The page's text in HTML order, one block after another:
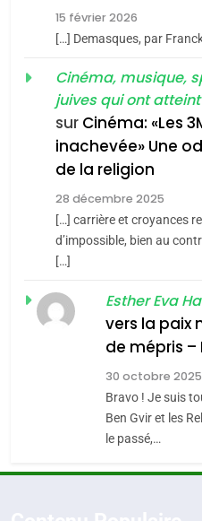
Tout
SOUVENIRS
ISRAÉL
FRANCE
15 février 2026
[…] Demasques, par
Cinéma, musique,
juives qui ont
sur Cinéma: «Les
inachevée» Une
de la religion
28 décembre 2025
[…] carrière et croyances
d’impossible, bien au
[…]
Esther Eva
vers la paix
de mépris –
30 octobre 2025
Bravo ! Je suis
Ben Gvir et les
le passé,…
CE
JUDAISME
Azilal
du
DAFINA
Oeil
Loya
CINEMA
«Tu